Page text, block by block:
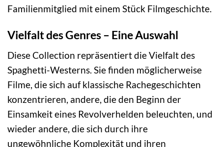
Familienmitglied mit einem Stück Filmgeschichte.
Vielfalt des Genres – Eine Auswahl
Diese Collection repräsentiert die Vielfalt des
Spaghetti-Westerns. Sie finden möglicherweise
Filme, die sich auf klassische Rachegeschichten
konzentrieren, andere, die den Beginn der
Einsamkeit eines Revolverhelden beleuchten, und
wieder andere, die sich durch ihre
ungewöhnliche Komplexität und ihren